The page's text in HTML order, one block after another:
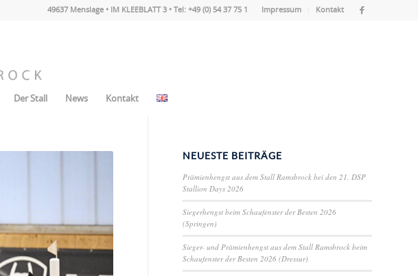
Impressum Kontakt
49637 Menslage • IM KLEEBLATT 3 • Tel: +49 (0) 54 37 75 1
Der Stall News Kontakt
NEUESTE BEITRÄGE
Prämienhengst aus dem Stall Ramsbrock bei den 21. DSP
Stallion Days 2026
Siegerhengst beim Schaufenster der Besten 2026
(Springen)
Sieger- und Prämienhengst aus dem Stall Ramsbrock beim
Schaufenster der Besten 2026 (Dressur)